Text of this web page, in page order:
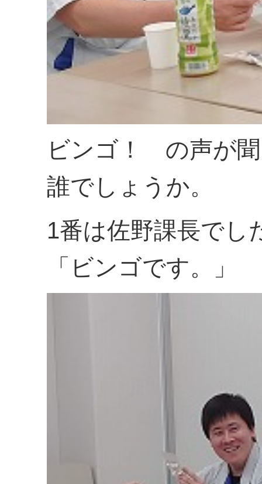
ビンゴ！ の声が
誰でしょうか。
1番は佐野課長でし
「ビンゴです。」